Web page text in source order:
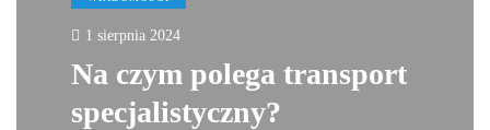
1 sierpnia 2024
Na czym polega transport
specjalistyczny?